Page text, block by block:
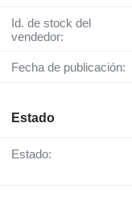
Id. de stock del
vendedor:
Fecha de publicación:
Estado
Estado: